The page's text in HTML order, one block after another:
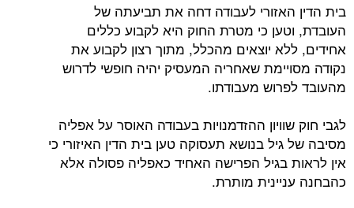
בית הדין האזורי לעבודה דחה את תביעתה של
העובדת, וטען כי מטרת החוק היא לקבוע כללים
אחידים, ללא יוצאים מהכלל, מתוך רצון לקבוע את
נקודה מסויימת שאחריה המעסיק יהיה חופשי לדרוש
מהעובד לפרוש מעבודתו.
לגבי חוק שוויון ההזדמנויות בעבודה האוסר על אפליה
מסיבה של גיל בנושא תעסוקה טען בית הדין האיזורי כי
אין לראות בגיל הפרישה האחיד כאפליה פסולה אלא
כהבחנה עניינית מותרת.